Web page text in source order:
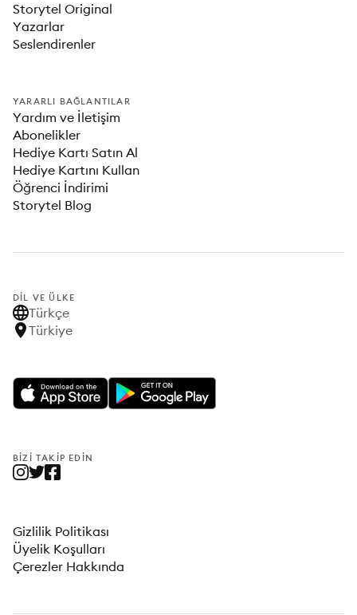
Storytel Original
Yazarlar
Seslendirenler
YARARLI BAĞLANTILAR
Yardım ve İletişim
Abonelikler
Hediye Kartı Satın Al
Hediye Kartını Kullan
Öğrenci İndirimi
Storytel Blog
DIL VE ÜLKE
Türkçe
Türkiye
BIZI TAKIP EDIN
Gizlilik Politikası
Üyelik Koşulları
Çerezler Hakkında